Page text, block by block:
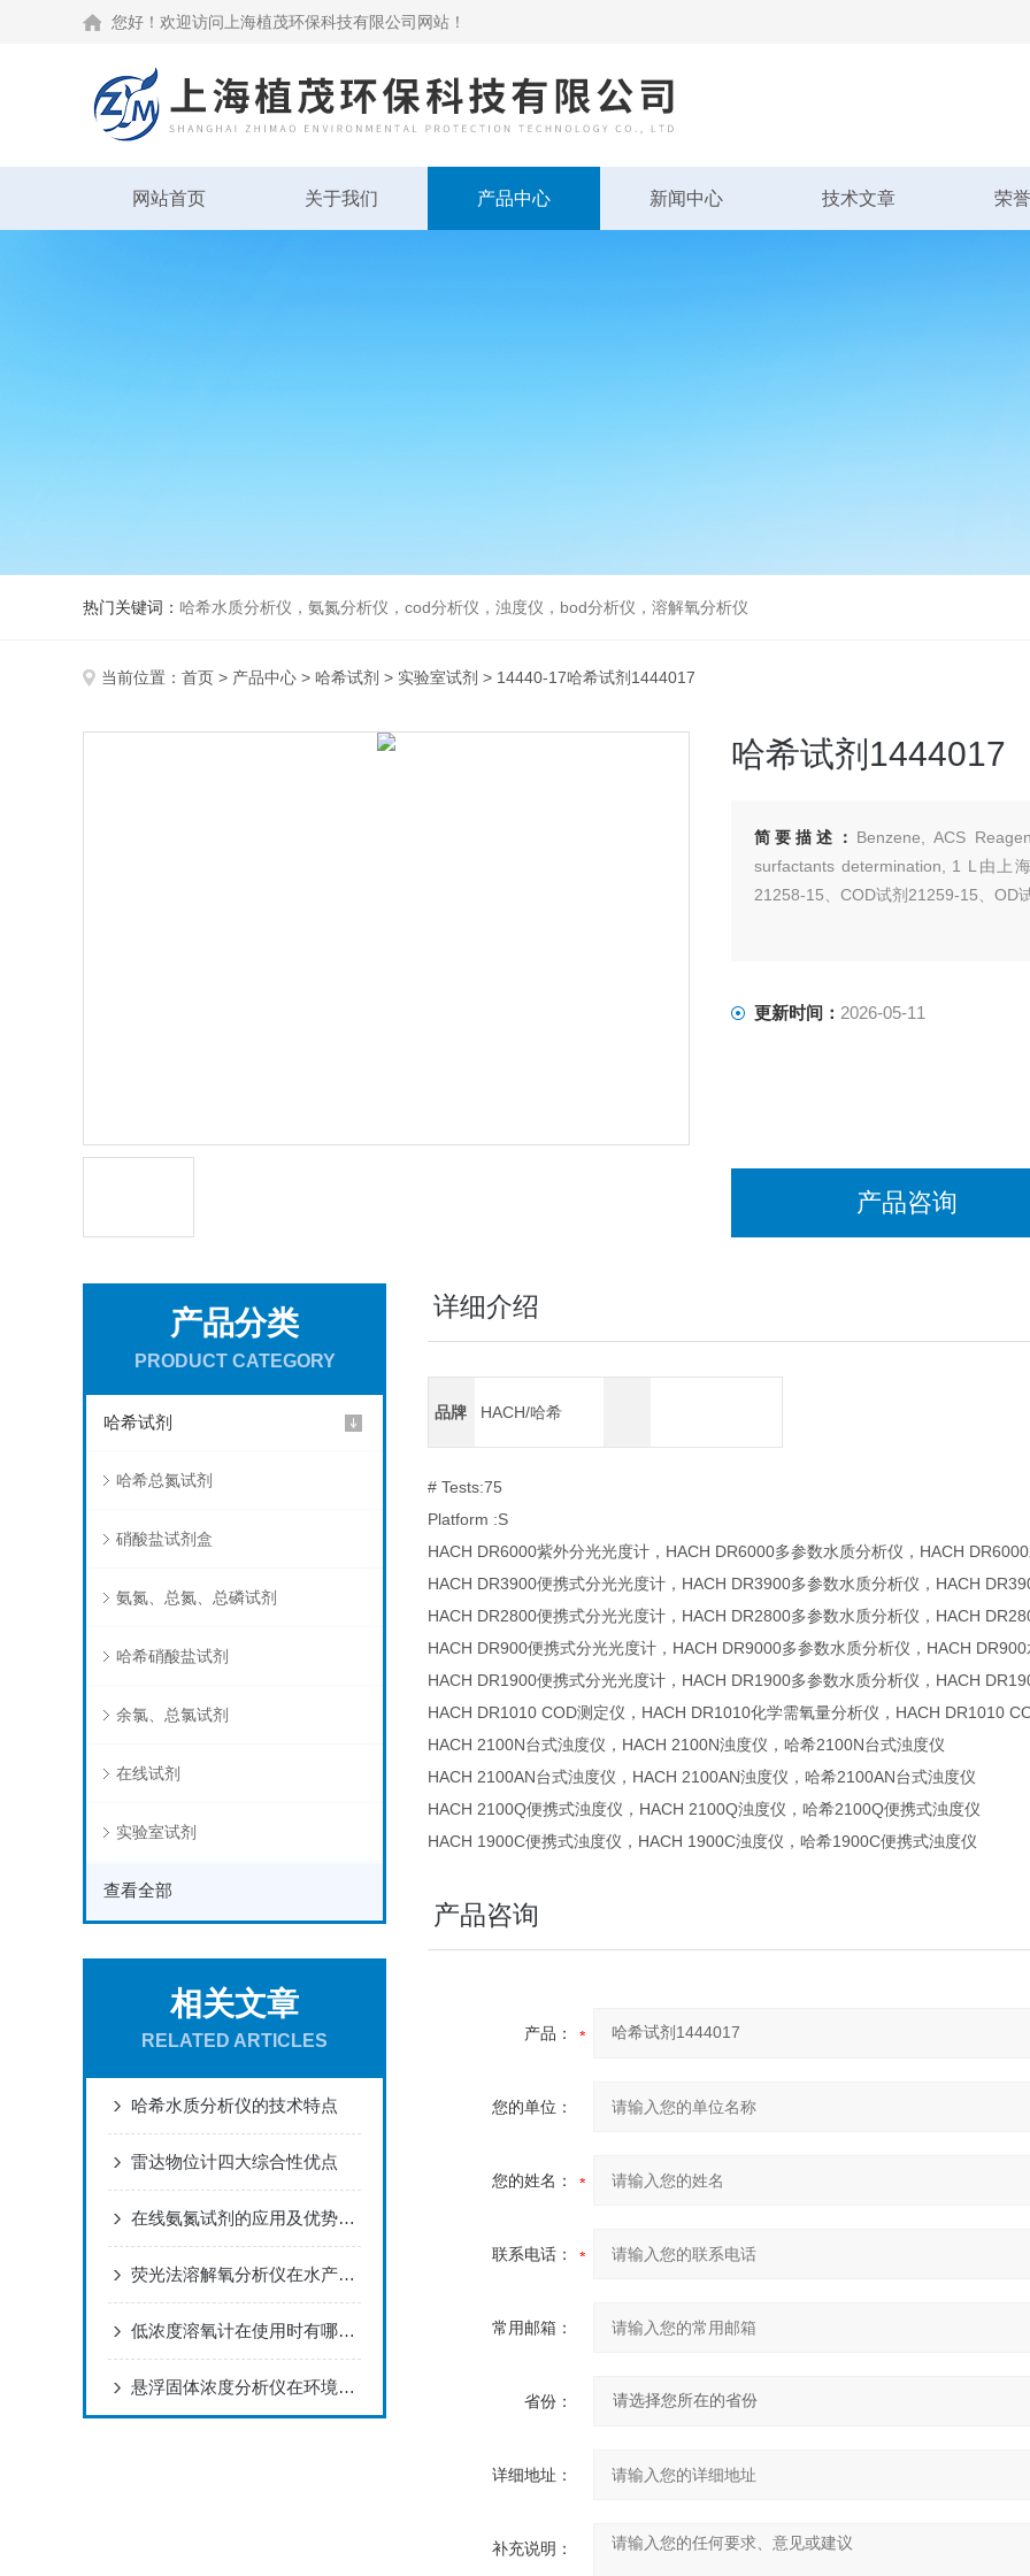
您好！欢迎访问上海植茂环保科技有限公司网站！
网站首页 关于我们 产品中心 新闻中心 技术文章 荣
热门关键词： 哈希水质分析仪，氨氮分析仪，cod分析仪，浊度仪，bod分析仪，溶解氧分析仪
当前位置： 首页 > 产品中心 > 哈希试剂 > 实验室试剂 > 14440-17哈希试剂1444017
哈希试剂1444017
简要描述： Benzene, ACS
surfactants determination, 1 L由上
21258-15、COD试剂21259-15、OD
更新时间： 2026-05-11
产品咨询
产品分类
PRODUCT CATEGORY
哈希试剂
哈希总氮试剂
硝酸盐试剂盒
氨氮、总氮、总磷试剂
哈希硝酸盐试剂
余氯、总氯试剂
在线试剂
实验室试剂
查看全部
相关文章
RELATED ARTICLES
哈希水质分析仪的技术特点
雷达物位计四大综合性优点
在线氨氮试剂的应用及优势，快来看下吧！
荧光法溶解氧分析仪在水产养殖中的应用
低浓度溶氧计在使用时有哪些注意事项？
悬浮固体浓度分析仪在环境监测中的应用
详细介绍
品牌 HACH/哈希
# Tests:75
Platform :S
HACH DR6000紫外分光光度计，HACH DR6000多参数水质分析仪，HACH
HACH DR3900便携式分光光度计，HACH DR3900多参数水质分析仪，HACH
HACH DR2800便携式分光光度计，HACH DR2800多参数水质分析仪，HACH
HACH DR900便携式分光光度计，HACH DR9000多参数水质分析仪，HACH
HACH DR1900便携式分光光度计，HACH DR1900多参数水质分析仪，HACH
HACH DR1010 COD测定仪，HACH DR1010化学需氧量分析仪，HACH DR1010
HACH 2100N台式浊度仪，HACH 2100N浊度仪，哈希2100N台式浊度仪
HACH 2100AN台式浊度仪，HACH 2100AN浊度仪，哈希2100AN台式浊度仪
HACH 2100Q便携式浊度仪，HACH 2100Q浊度仪，哈希2100Q便携式浊度仪
HACH 1900C便携式浊度仪，HACH 1900C浊度仪，哈希1900C便携式浊度仪
产品咨询
产品：
您的单位：
您的姓名：
联系电话：
常用邮箱：
省份：
详细地址：
补充说明：